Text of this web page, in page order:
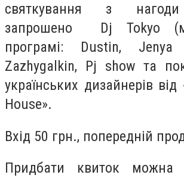
святкування з нагоди
запрошено Dj Tokyo
програмі: Dustin,
Zazhygalkin, Pj show та
українських дизайнерів від
House».
Вхід 50 грн., попередній
Придбати квиток можна